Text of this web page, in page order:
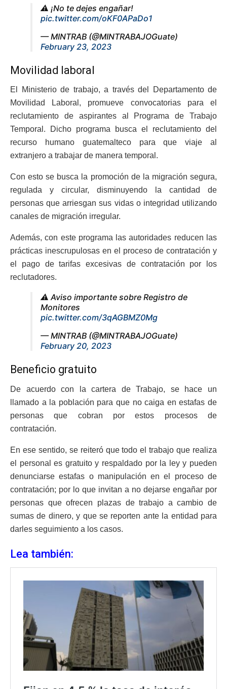
⚠️ ¡No te dejes engañar!
pic.twitter.com/oKF0APaDo1
— MINTRAB (@MINTRABAJOGuate)
February 23, 2023
Movilidad laboral
El Ministerio de trabajo, a través del Departamento de
Movilidad Laboral, promueve convocatorias para el
reclutamiento de aspirantes al Programa de Trabajo
Temporal.
Dicho programa busca el reclutamiento del
recurso humano guatemalteco para que viaje al
extranjero a trabajar de manera temporal.
Con esto se busca la promoción de la migración segura,
regulada y circular, disminuyendo la cantidad de
personas que arriesgan sus vidas o integridad utilizando
canales de migración irregular.
Además, con este programa las autoridades reducen las
prácticas inescrupulosas en el proceso de contratación y
el pago de tarifas excesivas de contratación por los
reclutadores.
⚠️ Aviso importante sobre Registro de
Monitores
pic.twitter.com/3qAGBMZ0Mg
— MINTRAB (@MINTRABAJOGuate)
February 20, 2023
Beneficio gratuito
De acuerdo con la cartera de Trabajo, se hace un
llamado a la población para que no caiga en estafas de
personas que cobran por estos procesos de
contratación.
En ese sentido, se reiteró que todo el trabajo que realiza
el personal es gratuito y respaldado por la ley y pueden
denunciarse estafas o manipulación en el proceso de
contratación; por lo que invitan a no dejarse engañar por
personas que ofrecen plazas de trabajo a cambio de
sumas de dinero, y que se reporten ante la entidad para
darles seguimiento a los casos.
Lea también: